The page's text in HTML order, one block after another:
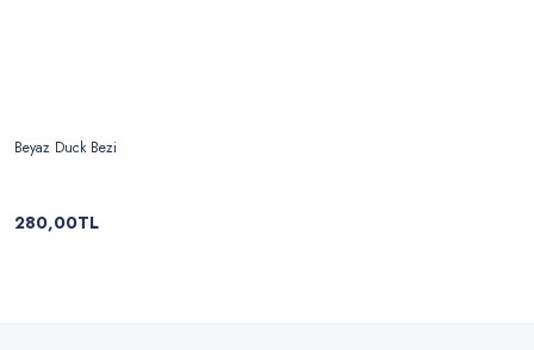
Beyaz Duck Bezi
280,00TL